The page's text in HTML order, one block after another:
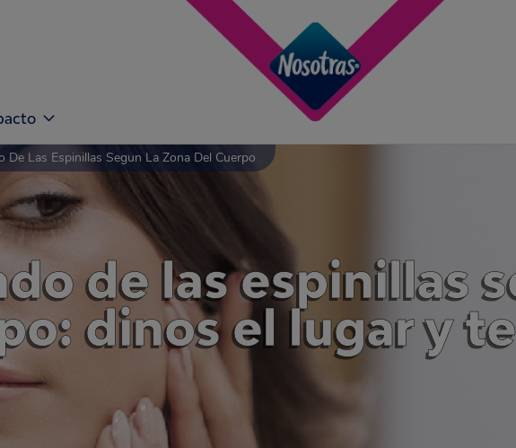
de las espinillas
dinos el lugar y
De Las Espinillas Segun La Zona Del Cuerpo